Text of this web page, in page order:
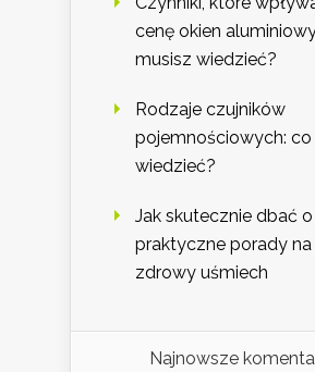
cenę okien
musisz wiedzieć?
Rodzaje czujników
pojemnościowych:
wiedzieć?
Jak skutecznie dbać
praktyczne porady na
zdrowy uśmiech
Najnowsze